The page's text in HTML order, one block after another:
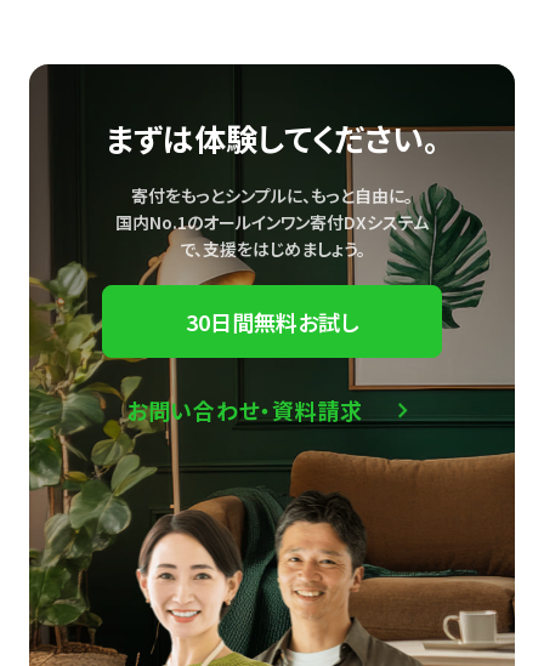
まずは体験してください。
寄付をもっとシンプルに、もっと自由に。
国内No.1のオールインワン寄付DXシステム
で、支援をはじめましょう。
30日間無料お試し
お問い合わせ・資料請求